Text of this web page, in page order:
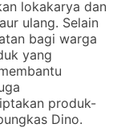
lokakarya dan
ulang. Selain
bagi warga
yang
produk-
Dino.